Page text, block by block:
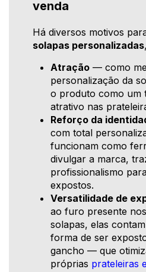
venda
Há diversos motivos
solapas personalizadas
Atração — como
personalização da
o produto como um
atrativo nas
Reforço da
com total
funcionam como
divulgar a marca,
profissionalismo
expostos.
Versatilidade de
ao furo presente
solapas, elas
forma de ser
gancho — que
próprias prateleiras